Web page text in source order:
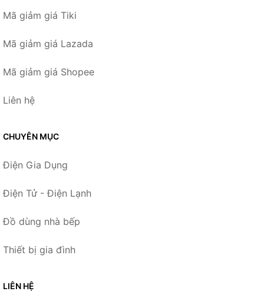
Mã giảm giá Tiki
Mã giảm giá Lazada
Mã giảm giá Shopee
Liên hệ
CHUYÊN MỤC
Điện Gia Dụng
Điện Tử - Điện Lạnh
Đồ dùng nhà bếp
Thiết bị gia đình
LIÊN HỆ